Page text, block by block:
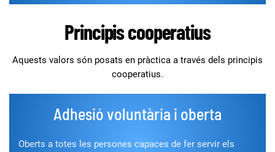
Principis cooperatius
Aquests valors són posats en pràctica a través dels principis
cooperatius.
Adhesió voluntària i oberta
Oberts a totes les persones capaces de fer servir els